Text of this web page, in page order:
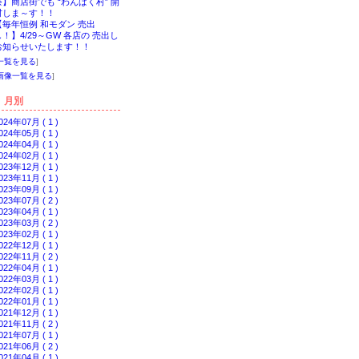
しま～す！！
毎年恒例 和モダン 売出
！】4/29～GW 各店の 売出し
知らせいたします！！
覧を見る]
像一覧を見る]
月別
年07月 ( 1 )
年05月 ( 1 )
年04月 ( 1 )
年02月 ( 1 )
年12月 ( 1 )
年11月 ( 1 )
年09月 ( 1 )
年07月 ( 2 )
年04月 ( 1 )
年03月 ( 2 )
年02月 ( 1 )
年12月 ( 1 )
年11月 ( 2 )
年04月 ( 1 )
年03月 ( 1 )
年02月 ( 1 )
年01月 ( 1 )
年12月 ( 1 )
年11月 ( 2 )
年07月 ( 1 )
年06月 ( 2 )